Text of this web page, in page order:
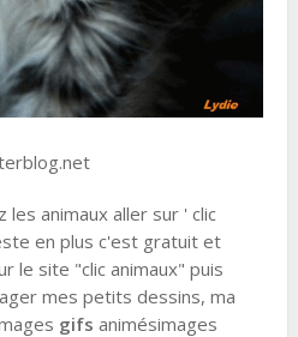
les animaux aller sur ' clic
en plus c'est gratuit et
le site "clic animaux" puis
mes petits dessins, ma
gifs animésimages